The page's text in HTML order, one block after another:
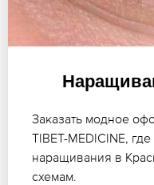
Заказать модное
TIBET-MEDICINE,
наращивания в
схемам.